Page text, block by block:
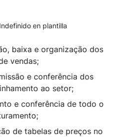
Indefinido en plantilla
baixa e organização dos
vendas;
e conferência dos
ao setor;
e conferência de todo o
de tabelas de preços no